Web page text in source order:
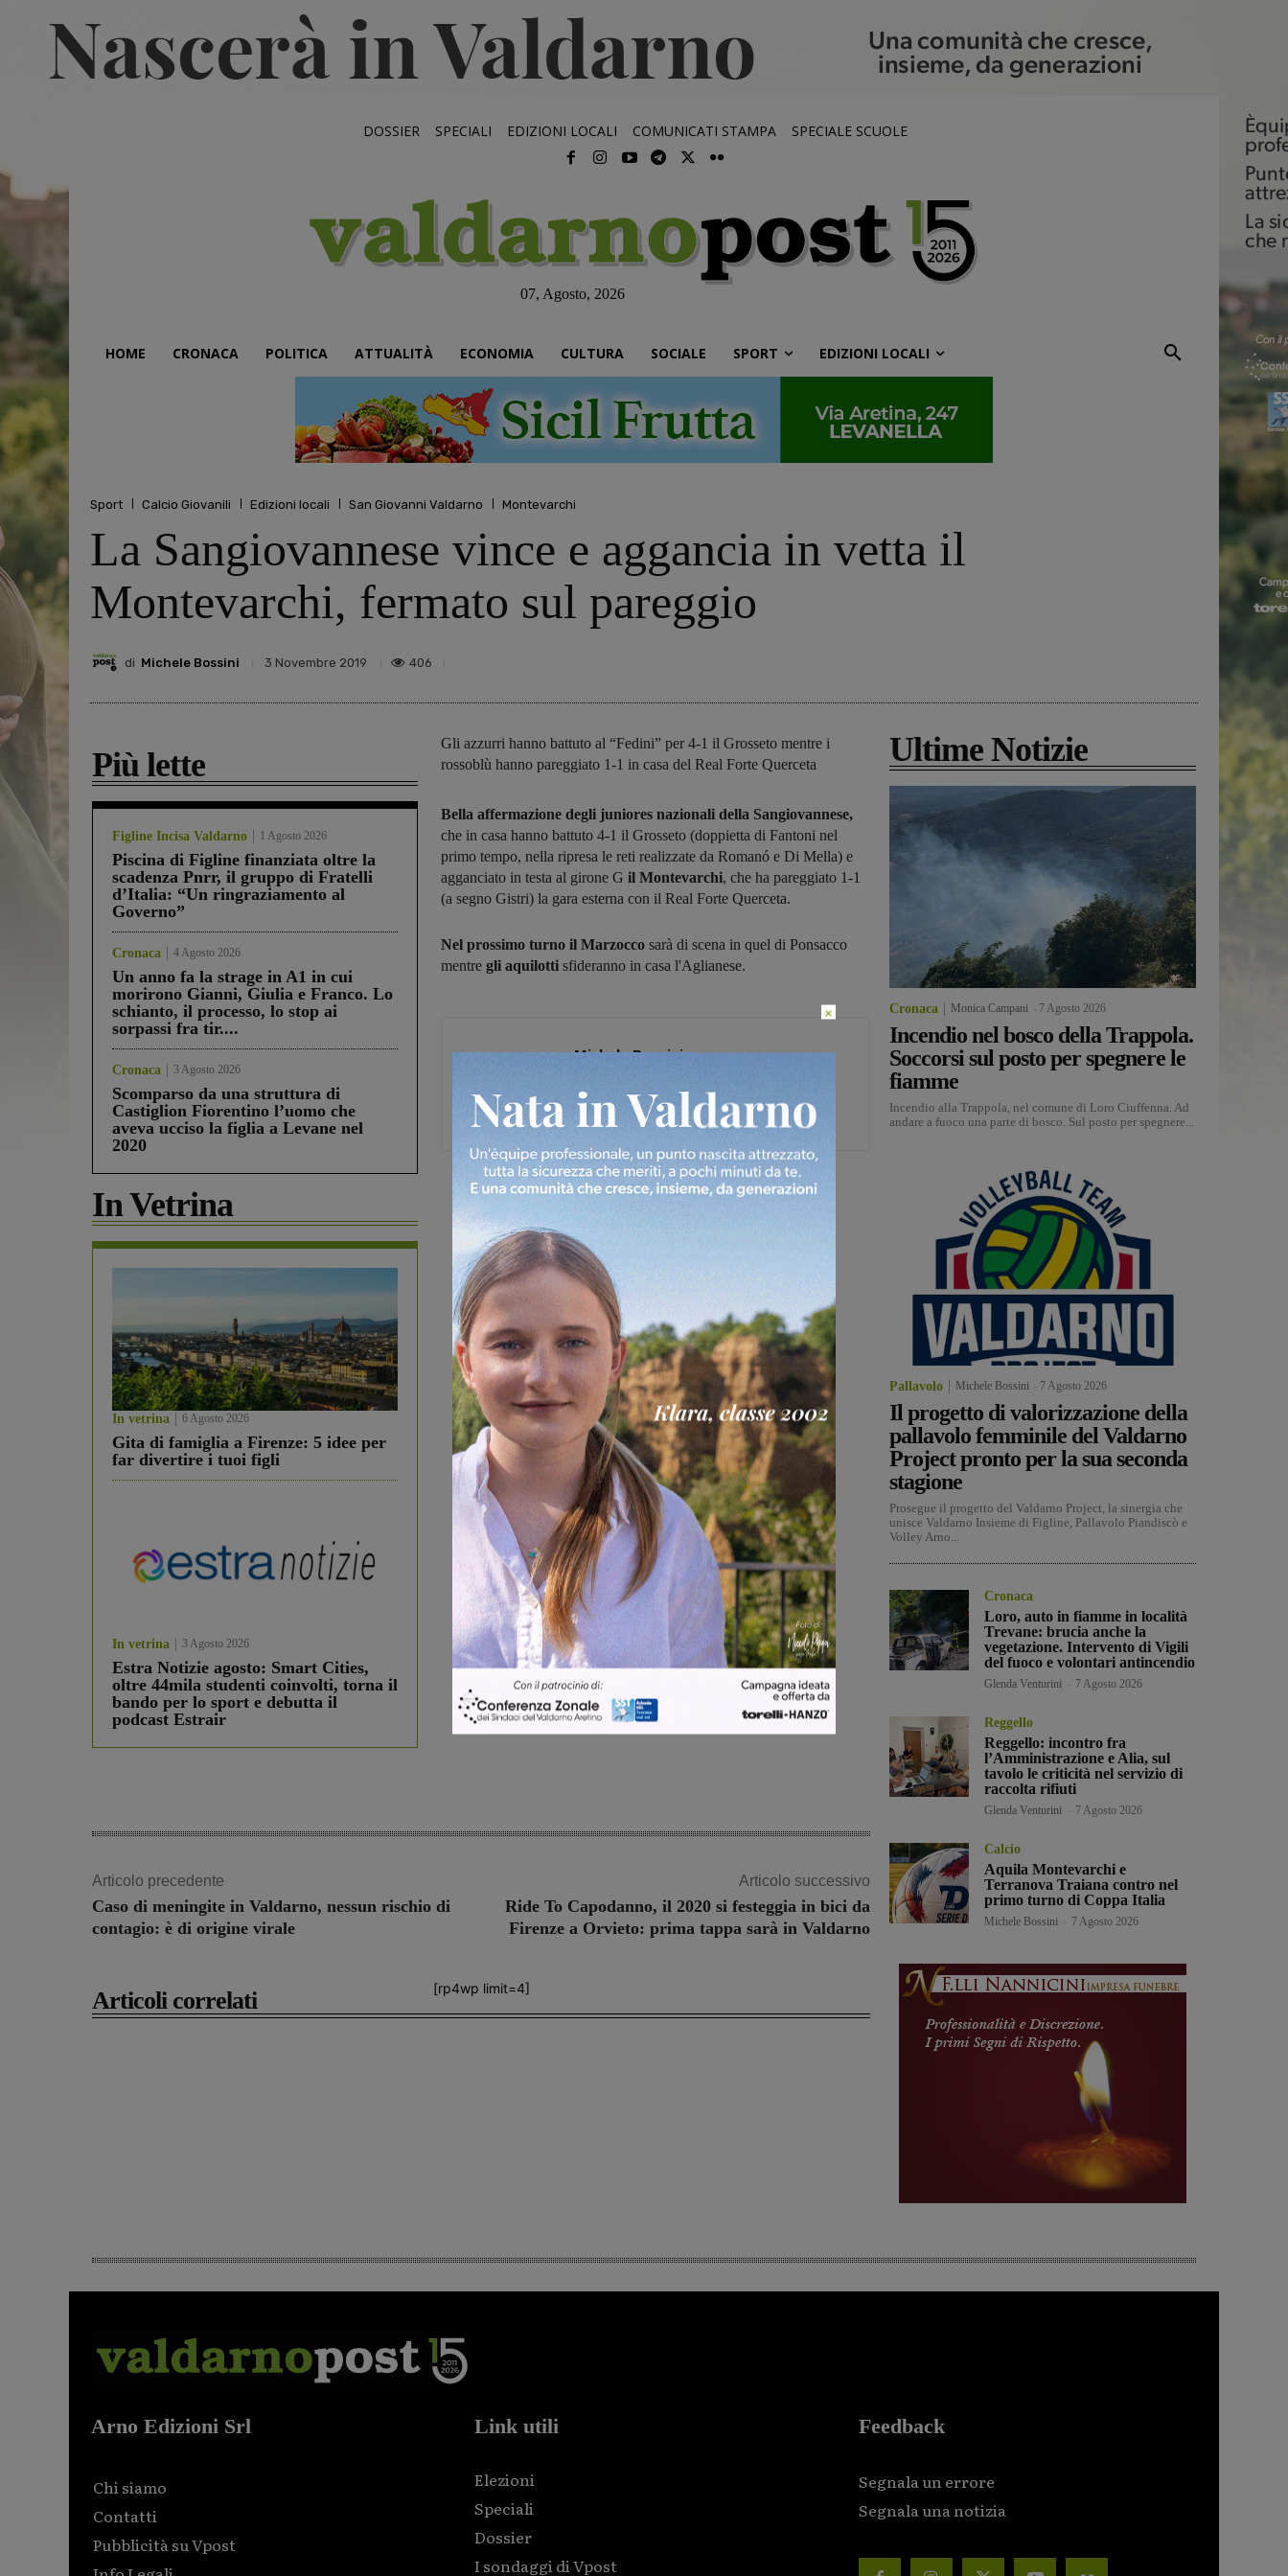
DOSSIER SPECIALI EDIZIONI LOCALI COMUNICATI STAMPA SPECIALE SCUOLE
07, Agosto, 2026
HOME CRONACA POLITICA ATTUALITÀ ECONOMIA CULTURA SOCIALE SPORT EDIZIONI LOCALI
Sport Calcio Giovanili Edizioni locali San Giovanni Valdarno Montevarchi
La Sangiovannese vince e aggancia in vetta il
Montevarchi, fermato sul pareggio
di Michele Bossini 3 Novembre 2019 406
Più lette
Figline Incisa Valdarno 1 Agosto 2026
Piscina di Figline finanziata oltre la
scadenza Pnrr, il gruppo di Fratelli
d’Italia: “Un ringraziamento al
Governo”
Cronaca 4 Agosto 2026
Un anno fa la strage in A1 in cui
morirono Gianni, Giulia e Franco. Lo
schianto, il processo, lo stop ai
sorpassi fra tir....
Cronaca 3 Agosto 2026
Scomparso da una struttura di
Castiglion Fiorentino l’uomo che
aveva ucciso la figlia a Levane nel
2020
In Vetrina
In vetrina 6 Agosto 2026
Gita di famiglia a Firenze: 5 idee per
far divertire i tuoi figli
In vetrina 3 Agosto 2026
Estra Notizie agosto: Smart Cities,
oltre 44mila studenti coinvolti, torna il
bando per lo sport e debutta il
podcast Estrair
Gli azzurri hanno battuto al “Fedini” per 4-1 il Grosseto mentre i
rossoblù hanno pareggiato 1-1 in casa del Real Forte Querceta
Bella affermazione degli juniores nazionali della Sangiovannese,
che in casa hanno battuto 4-1 il Grosseto (doppietta di Fantoni nel
primo tempo, nella ripresa le reti realizzate da Romanó e Di Mella) e
agganciato in testa al girone G il Montevarchi, che ha pareggiato 1-1
(a segno Gistri) la gara esterna con il Real Forte Querceta.
Nel prossimo turno il Marzocco sarà di scena in quel di Ponsacco
mentre gli aquilotti sfideranno in casa l'Aglianese.
Michele Bossini
Share
Articolo precedente
Caso di meningite in Valdarno, nessun rischio di
contagio: è di origine virale
Articolo successivo
Ride To Capodanno, il 2020 si festeggia in bici da
Firenze a Orvieto: prima tappa sarà in Valdarno
[rp4wp limit=4]
Articoli correlati
Ultime Notizie
Cronaca Monica Campani 7 Agosto 2026
Incendio nel bosco della Trappola.
Soccorsi sul posto per spegnere le
fiamme
Incendio alla Trappola, nel comune di Loro Ciuffenna. Ad
andare a fuoco una parte di bosco. Sul posto per spegnere...
Pallavolo Michele Bossini 7 Agosto 2026
Il progetto di valorizzazione della
pallavolo femminile del Valdarno
Project pronto per la sua seconda
stagione
Prosegue il progetto del Valdarno Project, la sinergia che
unisce Valdarno Insieme di Figline, Pallavolo Piandiscò e
Volley Arno...
Cronaca
Loro, auto in fiamme in località
Trevane: brucia anche la
vegetazione. Intervento di Vigili
del fuoco e volontari antincendio
Glenda Venturini 7 Agosto 2026
Reggello
Reggello: incontro fra
l’Amministrazione e Alia, sul
tavolo le criticità nel servizio di
raccolta rifiuti
Glenda Venturini 7 Agosto 2026
Calcio
Aquila Montevarchi e
Terranova Traiana contro nel
primo turno di Coppa Italia
Michele Bossini 7 Agosto 2026
Arno Edizioni Srl
Chi siamo
Contatti
Pubblicità su Vpost
Link utili
Elezioni
Speciali
Dossier
I sondaggi di Vpost
Feedback
Segnala un errore
Segnala una notizia
×